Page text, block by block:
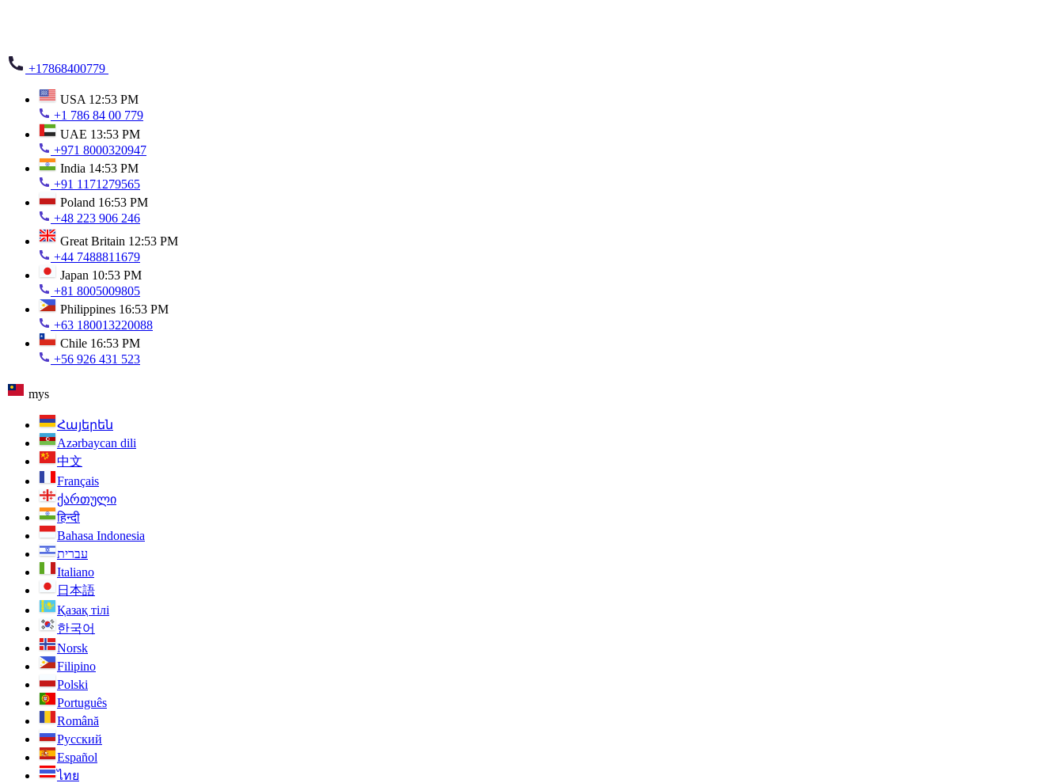
+17868400779
USA 12:53 PM
+1 786 84 00 779
UAE 13:53 PM
+971 8000320947
India 14:53 PM
+91 1171279565
Poland 16:53 PM
+48 223 906 246
Great Britain 12:53 PM
+44 7488811679
Japan 10:53 PM
+81 8005009805
Philippines 16:53 PM
+63 180013220088
Chile 16:53 PM
+56 926 431 523
mys
Հայերեն
Azərbaycan dili
中文
Français
ქართული
हिन्दी
Bahasa Indonesia
עברית
Italiano
日本語
Қазақ тілі
한국어
Norsk
Filipino
Polski
Português
Română
Русский
Español
ไทย